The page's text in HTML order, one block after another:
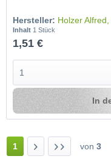
Hersteller: Holzer
Inhalt 1 Stück
1,51 €
In
1 von 3